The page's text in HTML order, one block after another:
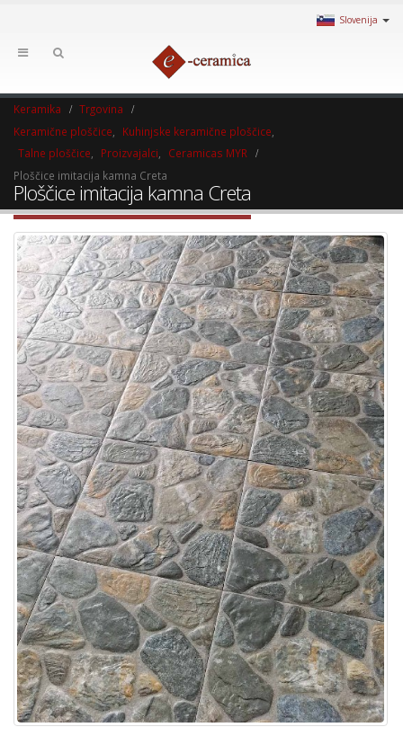
Slovenija
Keramika
Trgovina
Keramične ploščice
Kuhinjske keramične ploščice
Talne ploščice
Proizvajalci
Ceramicas MYR
Ploščice imitacija kamna Creta
Ploščice imitacija kamna Creta